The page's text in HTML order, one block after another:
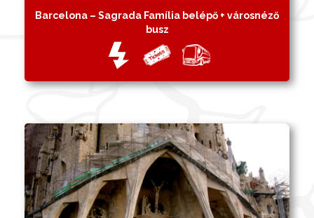
Barcelona – Sagrada Família belépő + városnéző
busz